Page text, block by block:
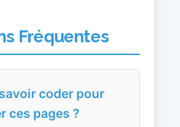
Fréquentes
coder pour
ces pages ?